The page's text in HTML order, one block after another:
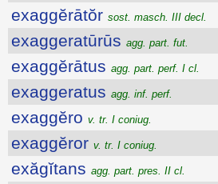
exaggĕrātŏr sost. masch. III decl.
exaggeratūrūs agg. part. fut.
exaggĕrātus agg. part. perf. I cl.
exaggeratus agg. inf. perf.
exaggĕro v. tr. I coniug.
exaggĕror v. tr. I coniug.
exăgĭtans agg. part. pres. II cl.